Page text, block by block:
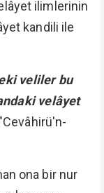
ilimlerinin
kandili ile
veliler bu
velâyet
ona bir nur